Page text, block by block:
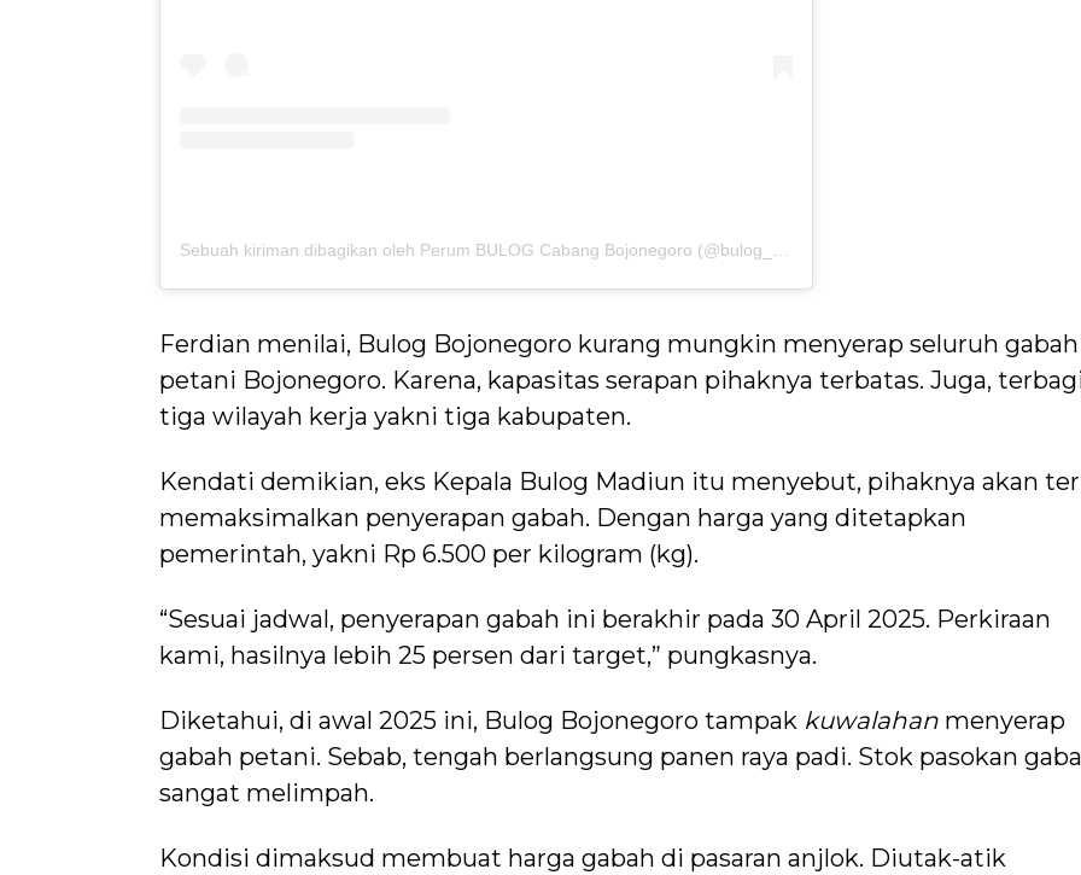
Ferdian menilai, Bulog Bojonegoro kurang mungkin menyerap seluruh gabah
petani Bojonegoro. Karena, kapasitas serapan pihaknya terbatas. Juga,
tiga wilayah kerja yakni tiga kabupaten.
Kendati demikian, eks Kepala Bulog Madiun itu menyebut, pihaknya akan
memaksimalkan penyerapan gabah. Dengan harga yang ditetapkan
pemerintah, yakni Rp 6.500 per kilogram (kg).
“Sesuai jadwal, penyerapan gabah ini berakhir pada 30 April 2025. Perkiraan
kami, hasilnya lebih 25 persen dari target,” pungkasnya.
Diketahui, di awal 2025 ini, Bulog Bojonegoro tampak kuwalahan menyerap
gabah petani. Sebab, tengah berlangsung panen raya padi. Stok pasokan
sangat melimpah.
Kondisi dimaksud membuat harga gabah di pasaran anjlok. Diutak-atik